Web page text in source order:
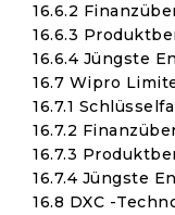
16.6.2
16.6.3
16.6.4 Jüngste
16.7 Wipro
16.7.1
16.7.2
16.7.3
16.7.4 Jüngste
16.8 DXC -